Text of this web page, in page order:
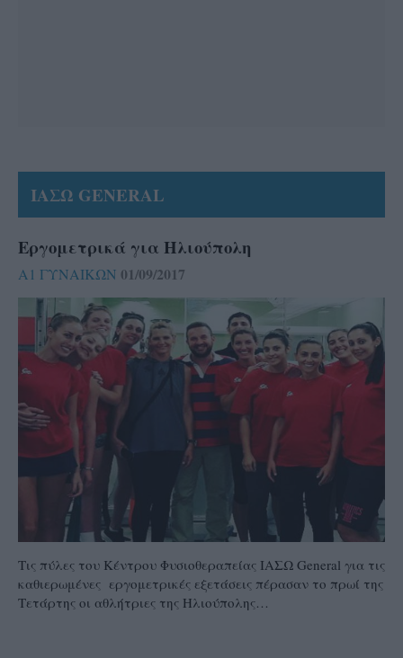
ΙΑΣΩ GENERAL
Εργομετρικά για Ηλιούπολη
Α1 ΓΥΝΑΙΚΩΝ 01/09/2017
Τις πύλες του Κέντρου Φυσιοθεραπείας ΙΑΣΩ General για τις
καθιερωμένες εργομετρικές εξετάσεις πέρασαν το πρωί της
Τετάρτης οι αθλήτριες της Ηλιούπολης…